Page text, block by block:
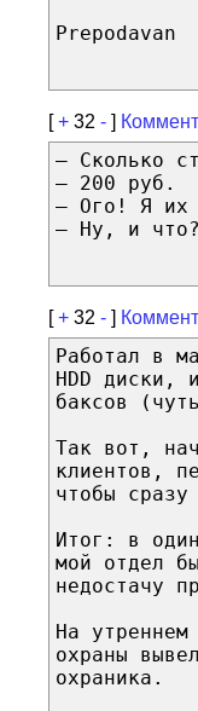
Prepodavan
[+ 32 - ]
– Сколько
– 200 руб.
– Ого! Я их
– Ну, и
[+ 32 - ]
Работал в
HDD диски,
баксов
Так вот,
клиентов,
чтобы
Итог: в
мой отдел
недостачу
На
охраны
охраника.